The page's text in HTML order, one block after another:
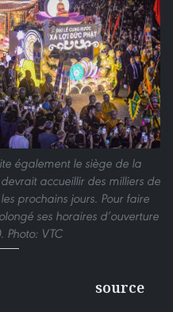
également le siège de la
accueillir des milliers de
prochains jours. Pour faire
ses horaires d’ouverture
Photo: VTC
source